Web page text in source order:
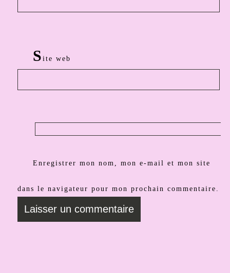
Site web
Enregistrer mon nom, mon e-mail et mon site
dans le navigateur pour mon prochain commentaire.